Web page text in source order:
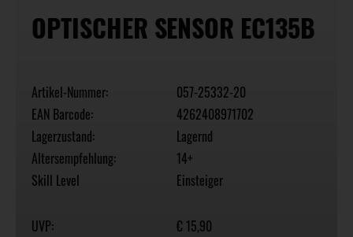
OPTISCHER SENSOR EC135B
Artikel-Nummer:
057-25332-20
EAN Barcode:
4262408971702
Lagerzustand:
Lagernd
Altersempfehlung:
14+
Skill Level
Einsteiger
UVP: € 15,90